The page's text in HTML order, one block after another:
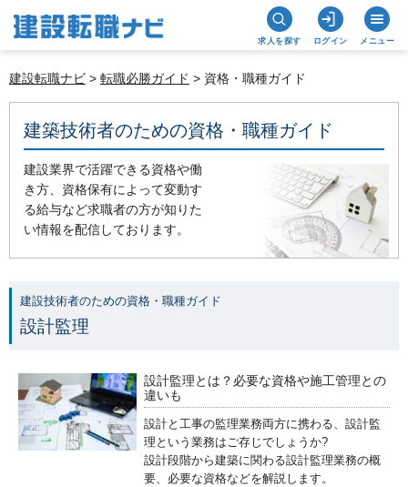
求人を探す ログイン メニュー
建設転職ナビ > 転職必勝ガイド > 資格・職種ガイド
建築技術者のための資格・職種ガイド
建設業界で活躍できる資格や働
き方、資格保有によって変動す
る給与など求職者の方が知りた
い情報を配信しております。
建設技術者のための資格・職種ガイド
設計監理
設計監理とは？必要な資格や施工管理との
違いも
設計と工事の監理業務両方に携わる、設計監
理という業務はご存じでしょうか?
設計段階から建築に関わる設計監理業務の概
要、必要な資格などを解説します。